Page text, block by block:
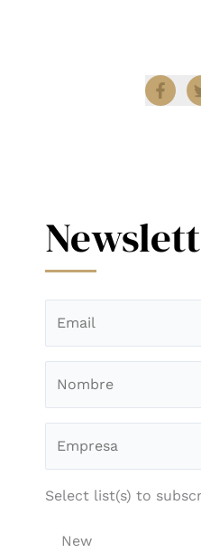
Select list(s) to
New